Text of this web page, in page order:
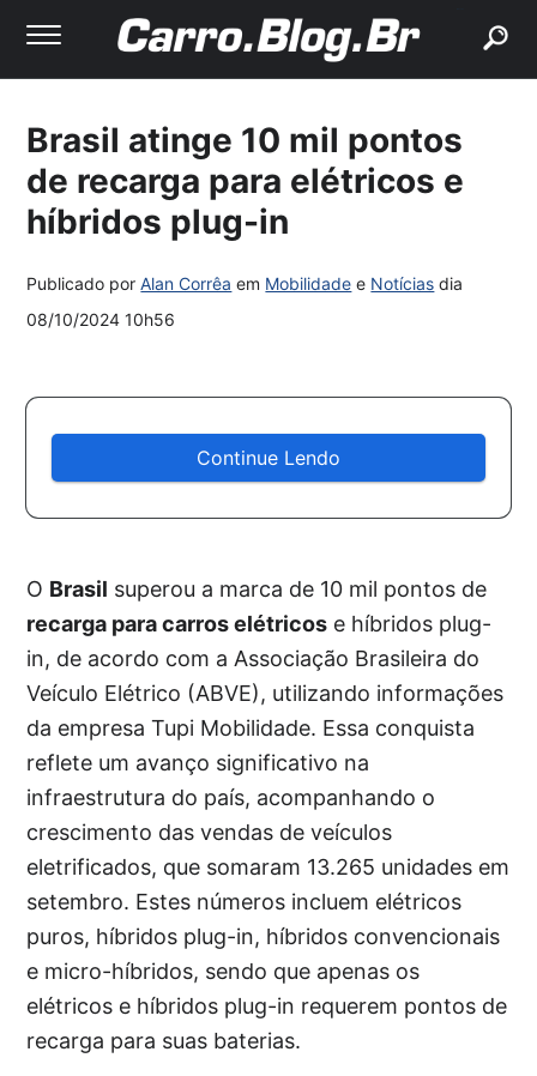
Brasil atinge 10 mil pontos
de recarga para elétricos e
híbridos plug-in
Publicado porAlan Corrêa em Mobilidade e Notícias dia
08/10/2024 10h56
Continue Lendo
O Brasil superou a marca de 10 mil pontos de
recarga para carros elétricos e híbridos plug-
in, de acordo com a Associação Brasileira do
Veículo Elétrico (ABVE), utilizando informações
da empresa Tupi Mobilidade. Essa conquista
reflete um avanço significativo na
infraestrutura do país, acompanhando o
crescimento das vendas de veículos
eletrificados, que somaram 13.265 unidades em
setembro. Estes números incluem elétricos
puros, híbridos plug-in, híbridos convencionais
e micro-híbridos, sendo que apenas os
elétricos e híbridos plug-in requerem pontos de
recarga para suas baterias.